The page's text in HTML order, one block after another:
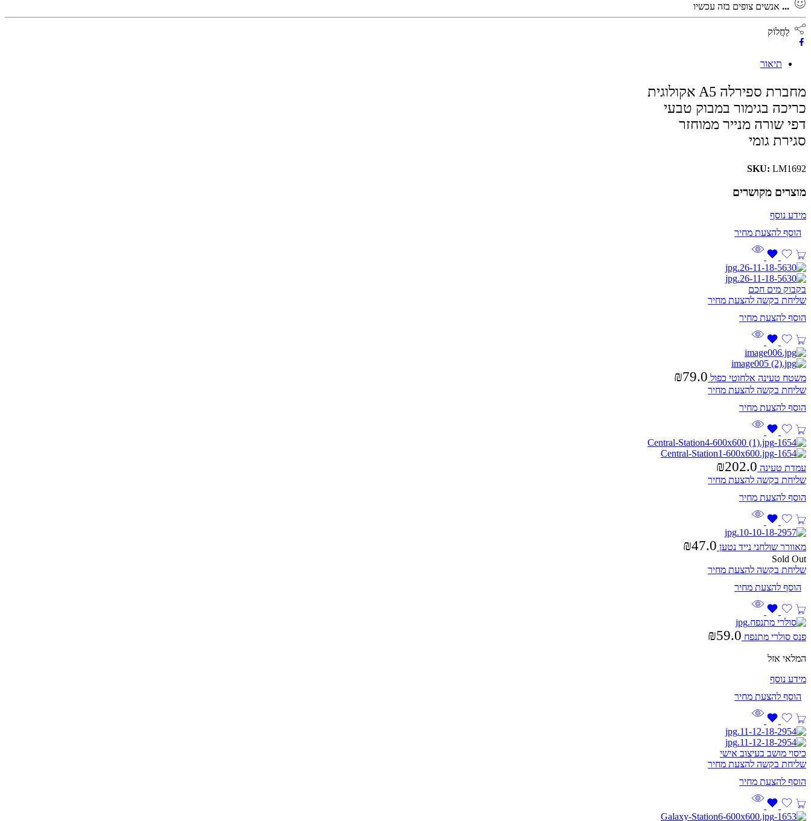
... אנשים צופים בזה עכשיו
לַחֲלוֹק
תיאור
מחברת ספירלה A5 אקולוגית
כריכה בגימור במבוק טבעי
דפי שורה מנייר ממוחזר
סגירת גומי
SKU: LM1692
מוצרים מקושרים
מידע נוסף
בקבוק מים חכם
שליחת בקשה להצעת מחיר
משטח טעינה אלחוטי כפול ₪79.0
שליחת בקשה להצעת מחיר
עמדת טעינה ₪202.0
שליחת בקשה להצעת מחיר
מאוורר שולחני נייד נטען ₪47.0
Sold Out
שליחת בקשה להצעת מחיר
פנס סולרי מתנפח ₪59.0
המלאי אזל
מידע נוסף
כיסוי מושב בעיצוב אישי
שליחת בקשה להצעת מחיר